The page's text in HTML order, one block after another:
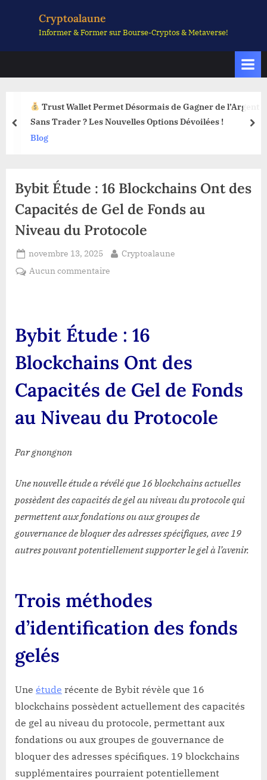
Cryptoalaune
Informer & Former sur Bourse-Cryptos & Metaverse!
Trust Wallet Permet Désormais de Gagner de l’Argent
Sans Trader ? Les Nouvelles Options Dévoilées !
Blog
prev
Bybit Étude : 16 Blockchains Ont des
Capacités de Gel de Fonds au
Niveau du Protocole
Posted
on
novembre 13, 2025 By
Cryptoalaune
Aucun commentaire
Blockchains
des
Capacités
de
Gel
de
Protocole
Bybit Étude : 16
Blockchains Ont des
Capacités de Gel de Fonds
au Niveau du Protocole
Par gnongnon
Une nouvelle étude a révélé que 16 blockchains actuelles
possèdent des capacités de gel au niveau du protocole qui
permettent aux fondations ou aux groupes de
gouvernance de bloquer des adresses spécifiques, avec 19
autres pouvant potentiellement supporter le gel à l’avenir.
Trois méthodes
d’identification des fonds
gelés
Une étude récente de Bybit révèle que 16
blockchains possèdent actuellement des capacités
de gel au niveau du protocole, permettant aux
fondations ou aux groupes de gouvernance de
bloquer des adresses spécifiques. 19 blockchains
supplémentaires pourraient potentiellement